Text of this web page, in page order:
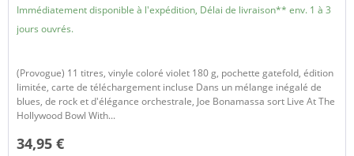
Immédiatement disponible à l'expédition, Délai de livraison** env. 1 à 3
jours ouvrés.
(Provogue) 11 titres, vinyle coloré violet 180 g, pochette gatefold, édition
limitée, carte de téléchargement incluse Dans un mélange inégalé de
blues, de rock et d'élégance orchestrale, Joe Bonamassa sort Live At The
Hollywood Bowl With...
34,95 €